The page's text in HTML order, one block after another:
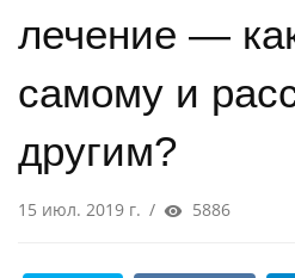
лечение —
самому и
другим?
15 июл. 2019 г. / 5886